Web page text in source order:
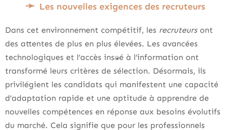
Les nouvelles exigences des recruteurs
Dans cet environnement compétitif, les recruteursont
des attentes de plus en plus élevées. Les avancées
technologiques et l’accès instantané à l’information ont
transformé leurs critères de sélection. Désormais, ils
privilégient les candidats qui manifestent une capacité
d’adaptation rapide et une aptitude à apprendre de
nouvelles compétences en réponse aux besoins évolutifs
du marché. Cela signifie que pour les professionnels